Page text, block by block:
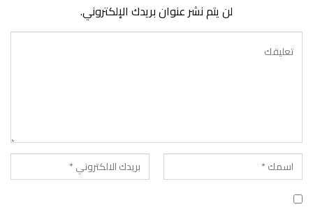
لن يتم نشر عنوان بريدك الإلكتروني.